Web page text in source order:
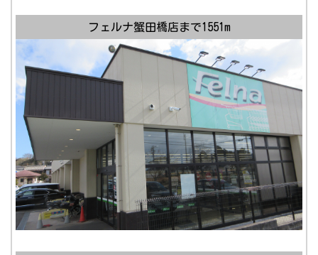
フェルナ蟹田橋店まで1551m